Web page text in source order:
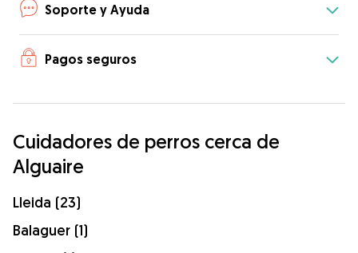
Soporte y Ayuda
Pagos seguros
Cuidadores de perros cerca de
Alguaire
Lleida (23)
Balaguer (1)